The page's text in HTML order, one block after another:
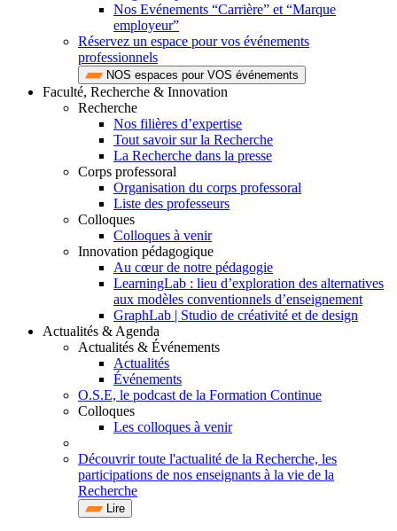
Nos Evénements “Carrière” et “Marque
employeur”
Réservez un espace pour vos événements
professionnels
NOS espaces pour VOS événements
Faculté, Recherche & Innovation
Recherche
Nos filières d’expertise
Tout savoir sur la Recherche
La Recherche dans la presse
Corps professoral
Organisation du corps professoral
Liste des professeurs
Colloques
Colloques à venir
Innovation pédagogique
Au cœur de notre pédagogie
LearningLab : lieu d’exploration des alternatives
aux modèles conventionnels d’enseignement
GraphLab | Studio de créativité et de design
Actualités & Agenda
Actualités & Événements
Actualités
Événements
O.S.E, le podcast de la Formation Continue
Colloques
Les colloques à venir
Découvrir toute l'actualité de la Recherche, les
participations de nos enseignants à la vie de la
Recherche
Lire